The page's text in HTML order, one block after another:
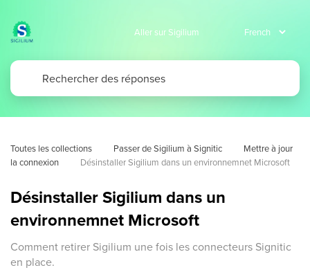
Aller sur Sigilium
Toutes les collections Passer de Sigilium à Signitic
Mettre à jour
la connexion
Désinstaller Sigilium dans un environnemnet Microsoft
Désinstaller Sigilium dans un
environnemnet Microsoft
Comment retirer Sigilium une fois les connecteurs Signitic
en place.